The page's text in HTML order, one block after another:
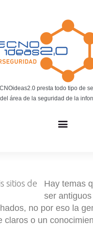
presta todo tipo de
del área de la seguridad de la
BLOG
Noticias tecnológicas.
Hay temas
ser
no por eso la
claros o un